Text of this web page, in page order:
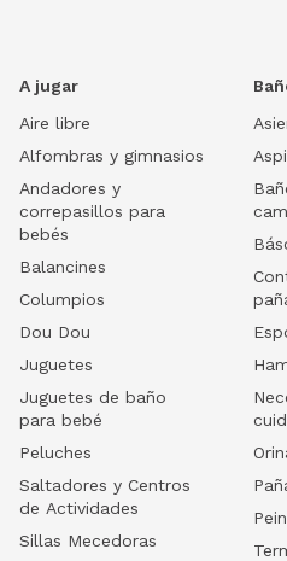
A jugar
Aire libre
Alfombras y gimnasios
Andadores y
correpasillos para
bebés
Balancines
Columpios
Dou Dou
Juguetes
Juguetes de baño
para bebé
Peluches
Saltadores y Centros
de Actividades
Sillas Mecedoras